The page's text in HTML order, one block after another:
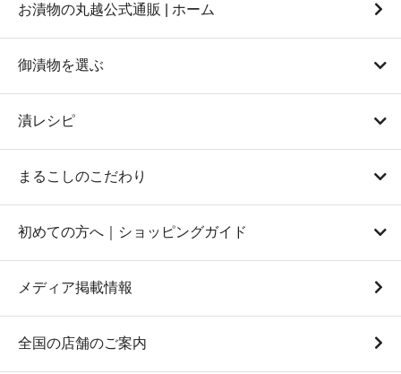
お漬物の丸越公式通販 | ホーム
御漬物を選ぶ
漬レシピ
まるこしのこだわり
初めての方へ｜ショッピングガイド
メディア掲載情報
全国の店舗のご案内